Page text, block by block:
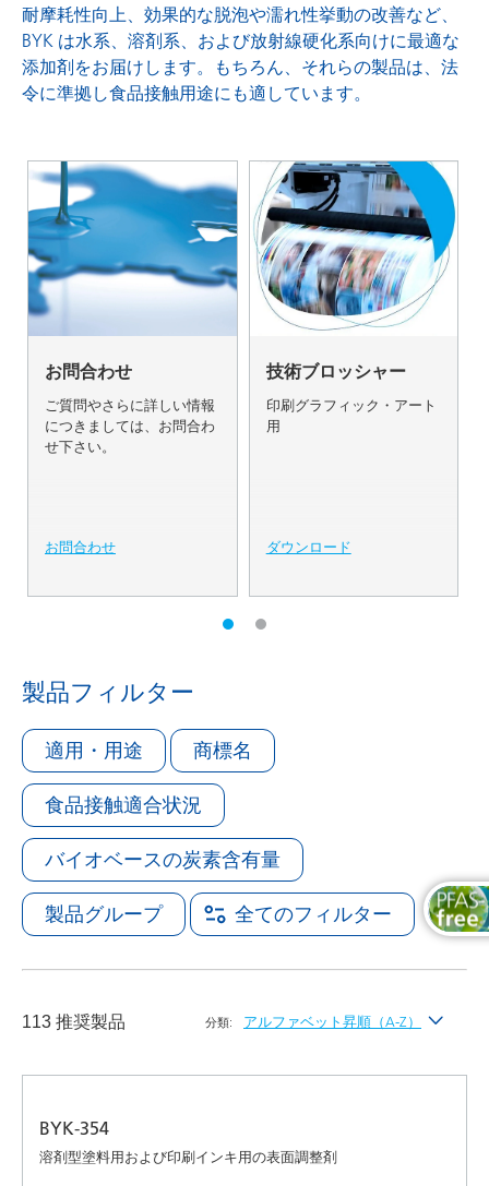
耐摩耗性向上、効果的な脱泡や濡れ性挙動の改善など、
BYK は水系、溶剤系、および放射線硬化系向けに最適な
添加剤をお届けします。もちろん、それらの製品は、法
令に準拠し食品接触用途にも適しています。
お問合わせ
ご質問やさらに詳しい情報
につきましては、お問合わ
せ下さい。
お問合わせ
技術ブロッシャー
印刷グラフィック・アート
用
ダウンロード
製品フィルター
適用・用途 商標名
食品接触適合状況
バイオベースの炭素含有量
製品グループ 全てのフィルター
113 推奨製品 分類: アルファベット昇順（A-Z）
BYK-354
溶剤型塗料用および印刷インキ用の表面調整剤